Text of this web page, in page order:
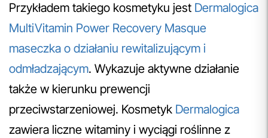
Przykładem takiego kosmetyku jest Dermalogica
MultiVitamin Power Recovery Masque
maseczka o działaniu rewitalizującym i
odmładzającym. Wykazuje aktywne działanie
także w kierunku prewencji
przeciwstarzeniowej. Kosmetyk Dermalogica
zawiera liczne witaminy i wyciągi roślinne z